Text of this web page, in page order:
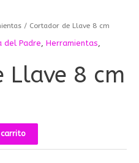
/ Cortador de Llave 8 cm
del Padre Herramientas
Llave 8 cm